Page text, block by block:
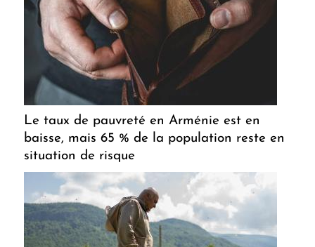
Le taux de pauvreté en Arménie est en
baisse, mais 65 % de la population reste en
situation de risque